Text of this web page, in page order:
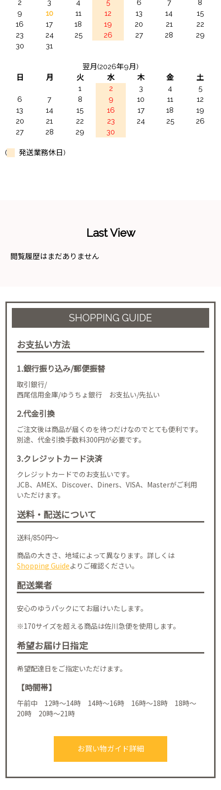
2
3 4 5 6 7
8
9
10 11 12 13 14
15
16
17 18 19 20 21
22
23
24 25 26 27 28
29
30
31
翌月(2026年9月)
日
月 火 水 木 金
土
1
2 3 4
5
6
7 8 9 10 11
12
13
14 15 16 17 18
19
20
21 22 23 24 25
26
27
28 29 30
( 発送業務休日)
Last View
閲覧履歴はまだありません
SHOPPING GUIDE
お支払い方法
1.銀行振り込み/郵便振替
取引銀行/
西尾信用金庫/ゆうちょ銀行 お支払い/先払い
2.代金引換
ご注文後は商品が届くのを待つだけなのでとても便利です。
別途、代金引換手数料300円が必要です。
3.クレジットカード決済
クレジットカードでのお支払いです。
JCB、AMEX、Discover、Diners、VISA、Masterがご利用
いただけます。
送料・配送について
送料/850円～
商品の大きさ、地域によって異なります。詳しくは
Shopping Guideよりご確認ください。
配送業者
安心のゆうパックにてお届けいたします。
※170サイズを超える商品は佐川急便を使用します。
希望お届け日指定
希望配達日をご指定いただけます。
【時間帯】
午前中 12時～14時 14時～16時 16時～18時 18時～
20時 20時～21時
お買い物ガイド詳細